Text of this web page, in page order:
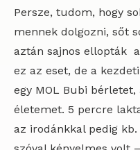
Persze, tudom, hogy
mennek dolgozni, sőt
aztán sajnos ellopták
ez az eset, de a
egy MOL Bubi
életemet. 5 percre
az irodánkkal pedig